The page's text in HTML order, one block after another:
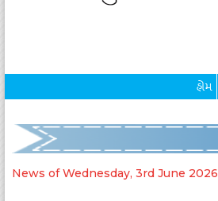
હોમ
News of Wednesday, 3rd June 2026